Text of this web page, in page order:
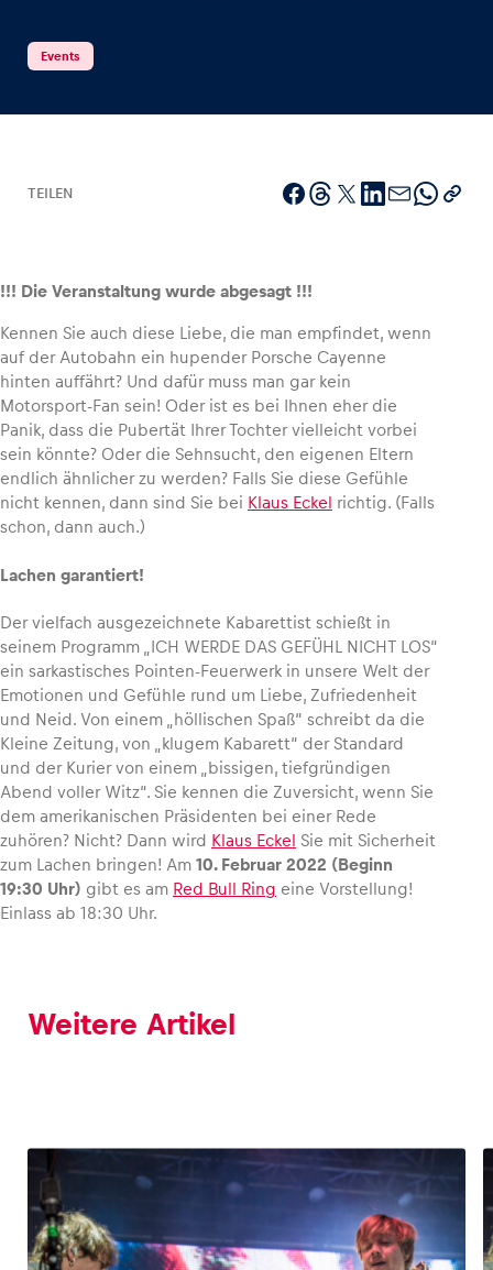
Seiten
Alle anzeigen
Fahrzeug
Alle anzeigen
Business
Alle anzeigen
Glossar
Alle anzeigen
Events
TEILEN
!!! Die Veranstaltung wurde abgesagt !!!
Kennen Sie auch diese Liebe, die man empfindet, wenn
auf der Autobahn ein hupender Porsche Cayenne
hinten auffährt? Und dafür muss man gar kein
Motorsport-Fan sein! Oder ist es bei Ihnen eher die
Panik, dass die Pubertät Ihrer Tochter vielleicht vorbei
sein könnte? Oder die Sehnsucht, den eigenen Eltern
endlich ähnlicher zu werden? Falls Sie diese Gefühle
nicht kennen, dann sind Sie bei Klaus Eckel richtig. (Falls
schon, dann auch.)
Lachen garantiert!
Der vielfach ausgezeichnete Kabarettist schießt in
seinem Programm „ICH WERDE DAS GEFÜHL NICHT LOS“
ein sarkastisches Pointen-Feuerwerk in unsere Welt der
Emotionen und Gefühle rund um Liebe, Zufriedenheit
und Neid. Von einem „höllischen Spaß“ schreibt da die
Kleine Zeitung, von „klugem Kabarett“ der Standard
und der Kurier von einem „bissigen, tiefgründigen
Abend voller Witz“. Sie kennen die Zuversicht, wenn Sie
dem amerikanischen Präsidenten bei einer Rede
zuhören? Nicht? Dann wird Klaus Eckel Sie mit Sicherheit
zum Lachen bringen! Am 10. Februar 2022 (Beginn
19:30 Uhr) gibt es am Red Bull Ring eine Vorstellung!
Einlass ab 18:30 Uhr.
Weitere Artikel